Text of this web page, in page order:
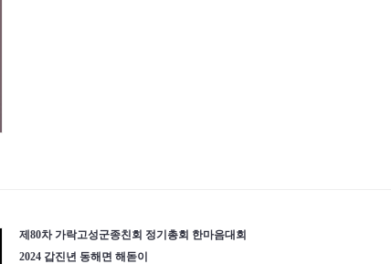
제80차 가락고성군종친회 정기총회 한마음대회
2024 갑진년 동해면 해돋이